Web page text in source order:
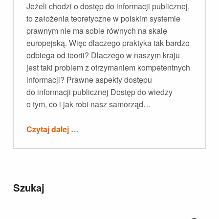
Jeżeli chodzi o dostęp do informacji publicznej,
to założenia teoretyczne w polskim systemie
prawnym nie ma sobie równych na skalę
europejską. Więc dlaczego praktyka tak bardzo
odbiega od teorii? Dlaczego w naszym kraju
jest taki problem z otrzymaniem kompetentnych
informacji? Prawne aspekty dostępu
do informacji publicznej Dostęp do wiedzy
o tym, co i jak robi nasz samorząd…
Czytaj dalej …
Szukaj